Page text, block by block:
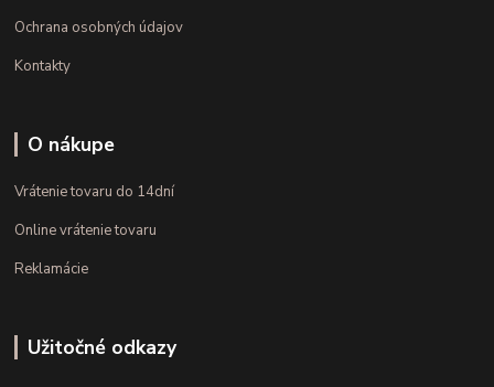
Ochrana osobných údajov
Kontakty
O nákupe
Vrátenie tovaru do 14dní
Online vrátenie tovaru
Reklamácie
Užitočné odkazy